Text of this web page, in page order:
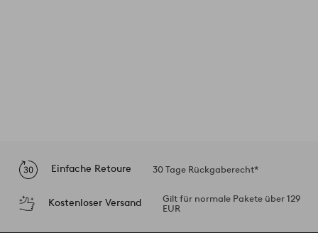
Einfache Retoure 30 Tage Rückgaberecht*
Kostenloser Versand
Gilt für normale Pakete über 129
EUR